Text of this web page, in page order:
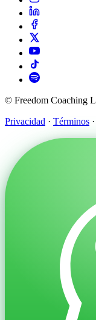
© Freedom Coaching
Privacidad · Términos ·